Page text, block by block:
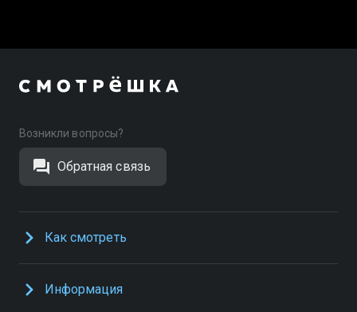
Возникли вопросы?
Обратная связь
Как смотреть
Информация